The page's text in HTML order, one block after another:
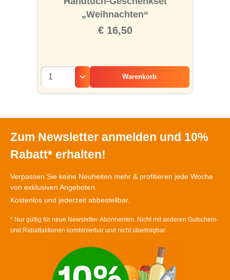
„Weihnachten“
€ 16,50
Warenkorb
Zum Newsletter anmelden und 10%
Rabatt* erhalten!
Verpassen Sie keine Neuheiten mehr & profitieren jede Woche
von exklusiven Angeboten.
Kostenlos und jederzeit abbestellbar.
* Nur gültig für neue Newsletter-Abonnenten. Nicht mit anderen Gutschein-
und Rabattaktionen kombinierbar und nicht übertragbar.